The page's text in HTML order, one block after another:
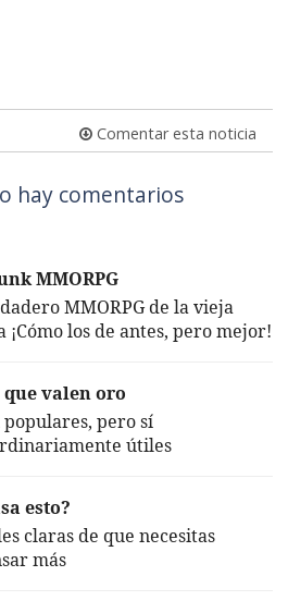
Comentar esta noticia
hay comentarios
MMORPG
MMORPG de la vieja
¡Cómo los de antes, pero mejor!
que valen oro
populares, pero sí
útiles
esto?
claras de que necesitas
más